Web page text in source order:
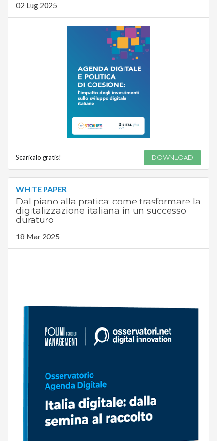
02 Lug 2025
Scaricalo gratis! DOWNLOAD
WHITE PAPER
Dal piano alla pratica: come trasformare la
digitalizzazione italiana in un successo
duraturo
18 Mar 2025